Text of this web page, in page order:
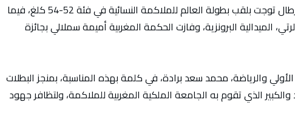
وكانت الملاكمة المغربية وداد برطال توجت بلقب بطولة العالم للملاكمة النسائية في فئة 52-54 كلغ، فيما
الميدالية البرونزية، وفازت الحكمة المغربية أميمة سملالي بجائزة
الأولي والرياضة، محمد سعد برادة، في كلمة بهذه المناسبة، بمنجز البطلات
الذي تقوم به الجامعة الملكية المغربية للملاكمة، ولتظافر جهود